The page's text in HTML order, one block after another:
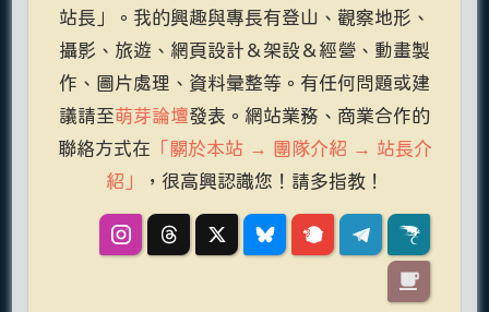
站長」。我的興趣與專長有登山、觀察地形、
攝影、旅遊、網頁設計＆架設＆經營、動畫製
作、圖片處理、資料彙整等。有任何問題或建
議請至萌芽論壇發表。網站業務、商業合作的
聯絡方式在 「關於本站 → 團隊介紹 → 站長介
紹」
，很高興認識您！請多指教！